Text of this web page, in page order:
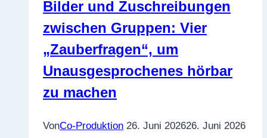
der
Kraft
eines
inneren
Mantras
Bilder und Zuschreibungen
zwischen Gruppen: Vier
„Zauberfragen“, um
Unausgesprochenes hörbar
zu machen
VonCo-Produktion 26. Juni 202626. Juni 2026